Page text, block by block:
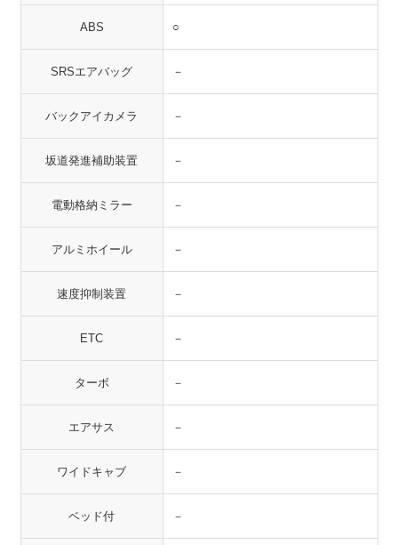
ABS ○
SRSエアバッグ －
バックアイカメラ －
坂道発進補助装置 －
電動格納ミラー －
アルミホイール －
速度抑制装置 －
ETC －
ターボ －
エアサス －
ワイドキャブ －
ベッド付 －